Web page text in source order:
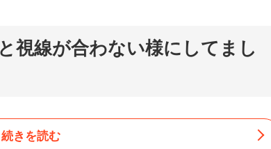
視線が合わない様にしてまし
続きを読む